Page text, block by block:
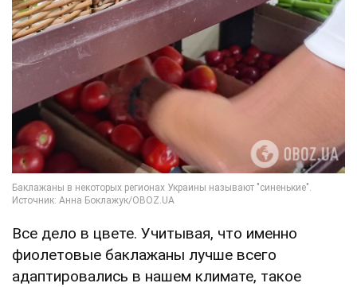
Все дело в цвете. Учитывая, что именно
фиолетовые баклажаны лучше всего
адаптировались в нашем климате, такое